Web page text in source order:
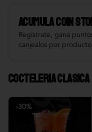
AcumulaCOIN
Regístrate, gana
canjealos por
Cocteleria Clasica
-30%